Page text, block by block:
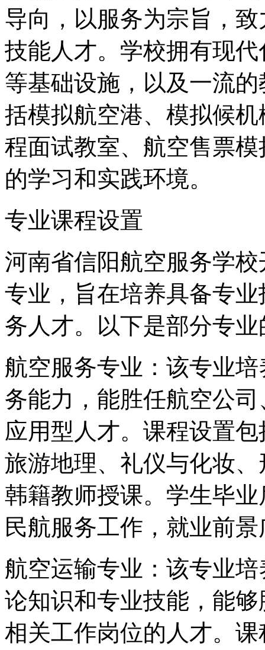
导向，以服务为宗旨，
技能人才。学校拥有现
等基础设施，以及一流
括模拟航空港、模拟候
程面试教室、航空售票
的学习和实践环境。
专业课程设置
河南省信阳航空服务学
专业，旨在培养具备专
务人才。以下是部分专
航空服务专业：该专业
务能力，能胜任航空公
应用型人才。课程设置
旅游地理、礼仪与化妆
韩籍教师授课。学生毕
民航服务工作，就业前
航空运输专业：该专业
论知识和专业技能，能
相关工作岗位的人才。